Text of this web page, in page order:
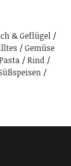
& Geflügel
Gemüse
Rind